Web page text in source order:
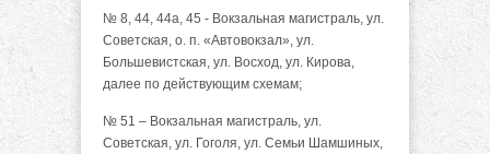
№ 8, 44, 44а, 45 - Вокзальная магистраль, ул.
Советская, о. п. «Автовокзал», ул.
Большевистская, ул. Восход, ул. Кирова,
далее по действующим схемам;
№ 51 – Вокзальная магистраль, ул.
Советская, ул. Гоголя, ул. Семьи Шамшиных,